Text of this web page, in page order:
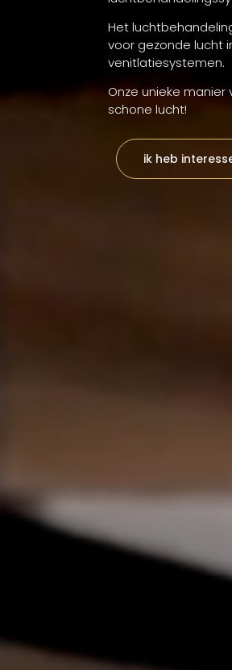
Het
voor gezonde lucht
venitlatiesystemen.
Onze unieke
schone lucht!
ik heb